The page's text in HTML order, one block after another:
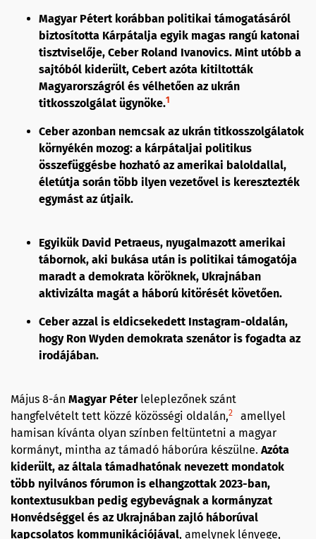
Magyar Pétert korábban politikai támogatásáról
biztosította Kárpátalja egyik magas rangú katonai
tisztviselője, Ceber Roland Ivanovics. Mint utóbb a
sajtóból kiderült, Cebert azóta kitiltották
Magyarországról és vélhetően az ukrán
titkosszolgálat ügynöke.1
Ceber azonban nemcsak az ukrán titkosszolgálatok
környékén mozog: a kárpátaljai politikus
összefüggésbe hozható az amerikai baloldallal,
életútja során több ilyen vezetővel is keresztezték
egymást az útjaik.
Egyikük David Petraeus, nyugalmazott amerikai
tábornok, aki bukása után is politikai támogatója
maradt a demokrata köröknek, Ukrajnában
aktivizálta magát a háború kitörését követően.
Ceber azzal is eldicsekedett Instagram-oldalán,
hogy Ron Wyden demokrata szenátor is fogadta az
irodájában.
Május 8-án Magyar Péterleleplezőnek szánt
hangfelvételt tett közzé közösségi oldalán,2
amellyel
hamisan kívánta olyan színben feltüntetni a magyar
kormányt, mintha az támadó háborúra készülne. Azóta
kiderült, az általa támadhatónak nevezett mondatok
több nyilvános fórumon is elhangzottak 2023-ban,
kontextusukban pedig egybevágnak a kormányzat
Honvédséggel és az Ukrajnában zajló háborúval
kapcsolatos kommunikációjával, amelynek lényege,